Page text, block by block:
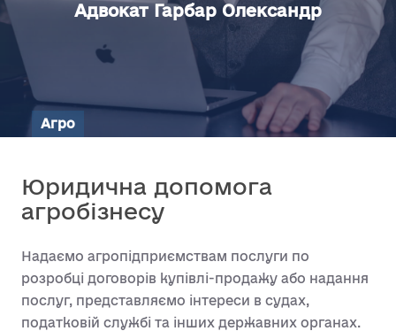
Адвокат Гарбар Олександр
Агро
Юридична допомога
агробізнесу
Надаємо агропідприємствам послуги по
розробці договорів купівлі-продажу або надання
послуг, представляємо інтереси в судах,
податковій службі та інших державних органах.